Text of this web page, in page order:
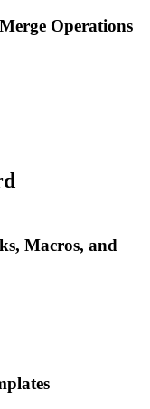
Operations
Macros, and